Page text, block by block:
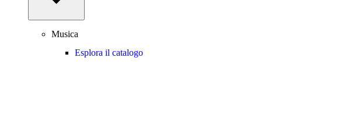
Musica
Esplora il catalogo